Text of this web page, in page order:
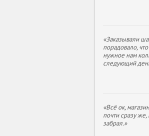
«Заказывали
порадовало,
нужное нам
следующий
«Всё ок,
почти сразу
забрал.»